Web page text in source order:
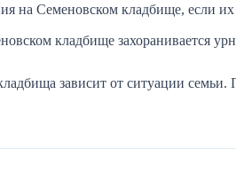
на Семеновском кладбище, если
кладбище захоранивается
зависит от ситуации